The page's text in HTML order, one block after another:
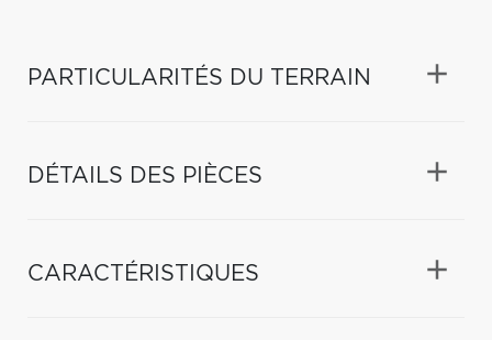
PARTICULARITÉS DU TERRAIN
DÉTAILS DES PIÈCES
CARACTÉRISTIQUES